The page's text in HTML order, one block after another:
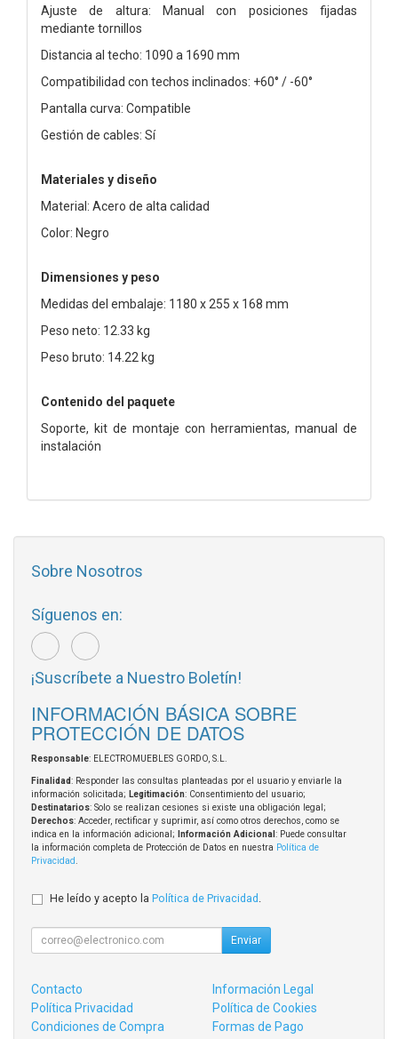
Ajuste de altura: Manual con posiciones fijadas
mediante tornillos
Distancia al techo: 1090 a 1690 mm
Compatibilidad con techos inclinados: +60° / -60°
Pantalla curva: Compatible
Gestión de cables: Sí
Materiales y diseño
Material: Acero de alta calidad
Color: Negro
Dimensiones y peso
Medidas del embalaje: 1180 x 255 x 168 mm
Peso neto: 12.33 kg
Peso bruto: 14.22 kg
Contenido del paquete
Soporte, kit de montaje con herramientas, manual de
instalación
Sobre Nosotros
Síguenos en:
¡Suscríbete a Nuestro Boletín!
INFORMACIÓN BÁSICA SOBRE
PROTECCIÓN DE DATOS
Responsable: ELECTROMUEBLES GORDO, S.L.
Finalidad: Responder las consultas planteadas por el usuario y enviarle la
información solicitada; Legitimación: Consentimiento del usuario;
Destinatarios: Solo se realizan cesiones si existe una obligación legal;
Derechos: Acceder, rectificar y suprimir, así como otros derechos, como se
indica en la información adicional;
Información Adicional : Puede consultar
la información completa de Protección de Datos en nuestra Política de
Privacidad
He leído y acepto la Política de Privacidad
Enviar
Contacto
Información Legal
Política Privacidad
Política de Cookies
Condiciones de Compra
Formas de Pago